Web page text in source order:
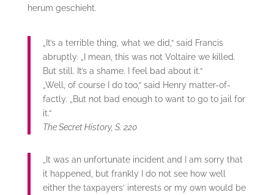
herum geschieht.
„It’s a terrible thing, what we did,“ said Francis
abruptly. „I mean, this was not Voltaire we killed.
But still. It’s a shame. I feel bad about it.“
„Well, of course I do too,“ said Henry matter-of-
factly. „But not bad enough to want to go to jail for
it.“
The Secret History, S. 220
„It was an unfortunate incident and I am sorry that
it happened, but frankly I do not see how well
either the taxpayers‘ interests or my own would be